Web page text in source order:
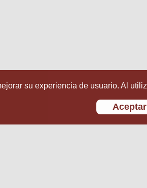
su experiencia de usuario. Al
Aceptar